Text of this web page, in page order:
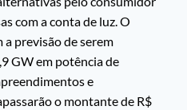
com a conta de luz. O
previsão de serem
GW em potência de
e
o montante de R$